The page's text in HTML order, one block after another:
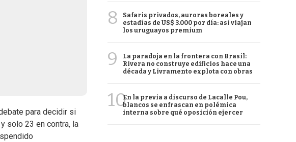
para decidir si
solo 23 en contra, la
8
Safaris privados, auroras boreales y
estadías de US$ 3.000 por día: así viajan
los uruguayos premium
9
La paradoja en la frontera con Brasil:
Rivera no construye edificios hace una
década y Livramento explota con obras
10En la previa a discurso de Lacalle Pou,
blancos se enfrascan en polémica
interna sobre qué oposición ejercer